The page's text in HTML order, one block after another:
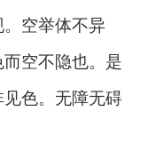
空举体不异
空不隐也。是
色。无障无碍